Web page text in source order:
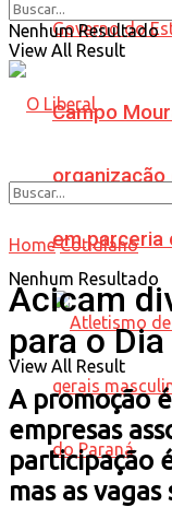
Campo
em parceria
Nenhum Resultado
View All Result
Nenhum Resultado
View All Result
Home Cotidiano
Acicam
para o
A promoção
empresas
participação
mas as